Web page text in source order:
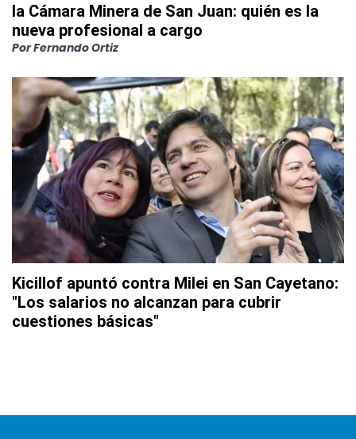
la Cámara Minera de San Juan: quién es la
nueva profesional a cargo
PorFernando Ortiz
Kicillof apuntó contra Milei en San Cayetano:
"Los salarios no alcanzan para cubrir
cuestiones básicas"